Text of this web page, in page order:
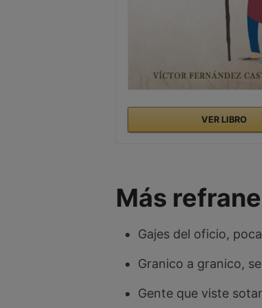
VER LIBRO
Más
Gajes del oficio,
Granico a granico,
Gente que viste